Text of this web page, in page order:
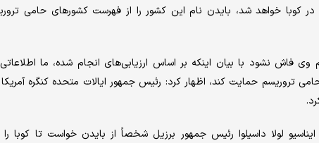
در کوبا خواهد شد، بایدن نام این کشور را از فهرست کشورهای حامی
فاش نشود با بیان اینکه بر اساس ارزیابی‌های انجام شده، ما
تروریسم حمایت کند، اظهار کرد: رئیس جمهور ایالات متحده کنگره
لولا داسیلوا رئیس جمهور برزیل شخصاً از بایدن خواست تا کوبا